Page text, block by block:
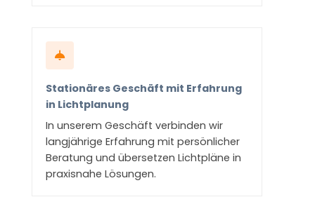
Stationäres Geschäft mit Erfahrung
in Lichtplanung
In unserem Geschäft verbinden wir
langjährige Erfahrung mit persönlicher
Beratung und übersetzen Lichtpläne in
praxisnahe Lösungen.